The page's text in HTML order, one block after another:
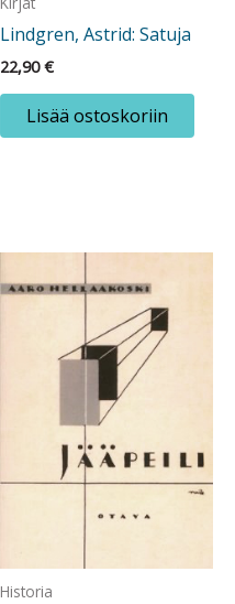
Lindgren, Astrid: Satuja
22,90€
Lisää ostoskoriin
Historia